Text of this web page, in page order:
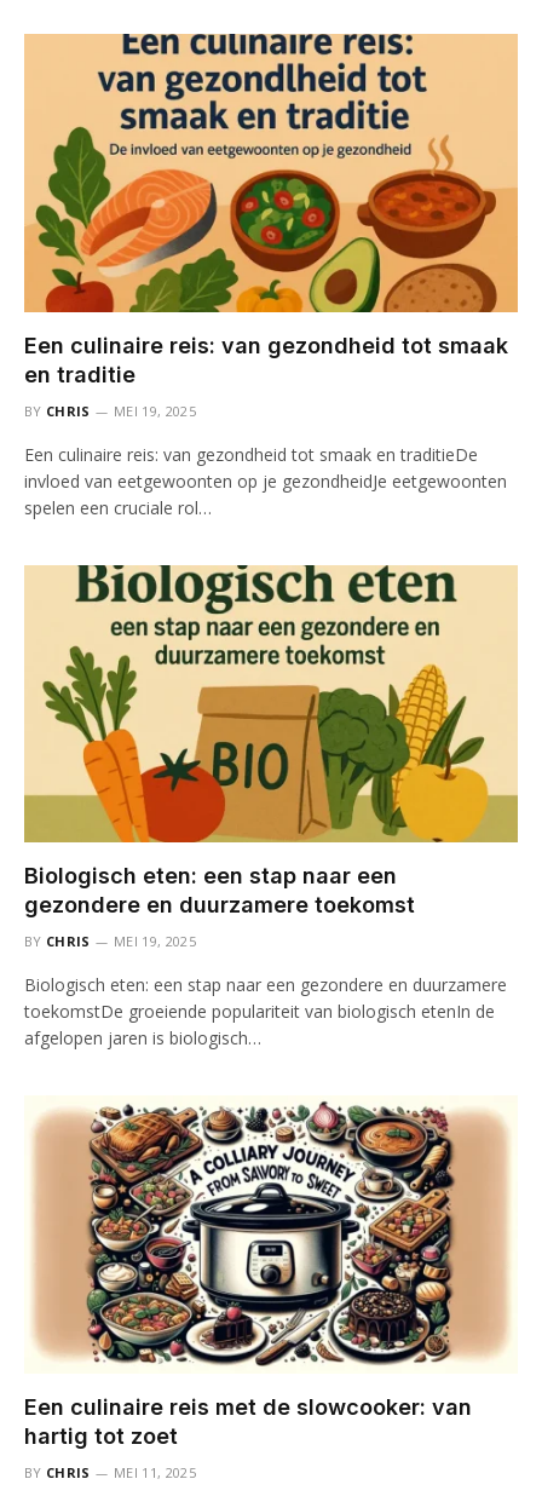
Een culinaire reis: van gezondheid tot smaak
en traditie
BY CHRIS MEI 19, 2025
Een culinaire reis: van gezondheid tot smaak en traditieDe
invloed van eetgewoonten op je gezondheidJe eetgewoonten
spelen een cruciale rol…
Biologisch eten: een stap naar een
gezondere en duurzamere toekomst
BY CHRIS MEI 19, 2025
Biologisch eten: een stap naar een gezondere en duurzamere
toekomstDe groeiende populariteit van biologisch etenIn de
afgelopen jaren is biologisch…
Een culinaire reis met de slowcooker: van
hartig tot zoet
BY CHRIS MEI 11, 2025